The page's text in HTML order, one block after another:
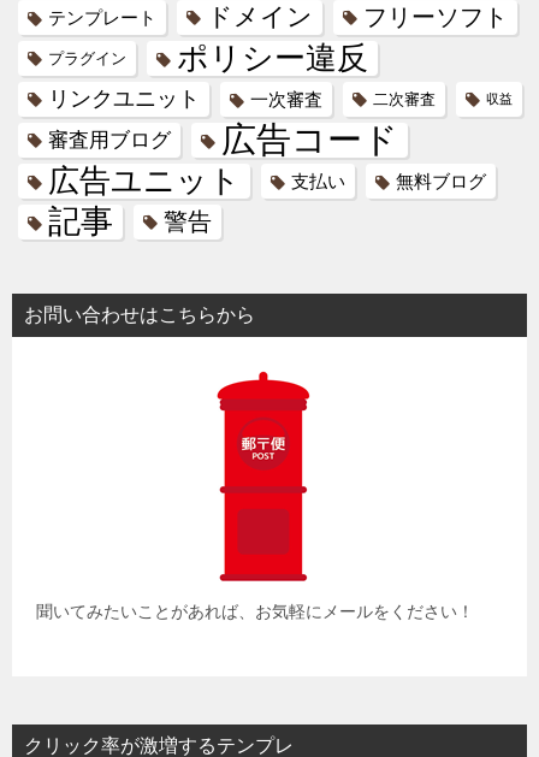
テンプレート ドメイン フリーソフト
プラグイン ポリシー違反
リンクユニット 一次審査 二次審査 収益
審査用ブログ 広告コード
広告ユニット 支払い 無料ブログ
記事 警告
お問い合わせはこちらから
聞いてみたいことがあれば、お気軽にメールをください！
クリック率が激増するテンプレ